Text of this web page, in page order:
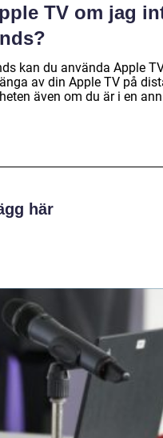
TV om jag
kan du använda Apple
av din Apple TV på
även om du är i en
här